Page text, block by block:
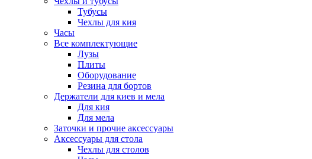
Тубусы
Чехлы для кия
Часы
Все комплектующие
Лузы
Плиты
Оборудование
Резина для бортов
Держатели для киев и мела
Для кия
Для мела
Заточки и прочие аксессуары
Аксессуары для стола
Чехлы для столов